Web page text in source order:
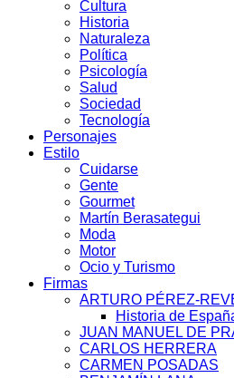
Cultura
Historia
Naturaleza
Política
Psicología
Salud
Sociedad
Tecnología
Personajes
Estilo
Cuidarse
Gente
Gourmet
Martín Berasategui
Moda
Motor
Ocio y Turismo
Firmas
ARTURO PÉREZ-
Historia de
JUAN MANUEL DE
CARLOS HERRERA
CARMEN POSADAS